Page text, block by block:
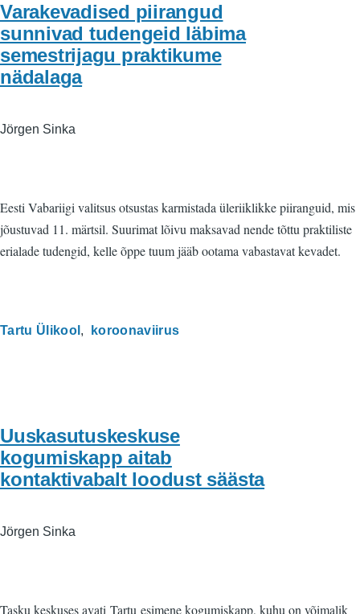
Varakevadised piirangud
sunnivad tudengeid läbima
semestrijagu praktikume
nädalaga
Jörgen Sinka
Eesti Vabariigi valitsus otsustas karmistada üleriiklikke piiranguid, mis
jõustuvad 11. märtsil. Suurimat lõivu maksavad nende tõttu praktiliste
erialade tudengid, kelle õppe tuum jääb ootama vabastavat kevadet.
Tartu Ülikool koroonaviirus
Uuskasutuskeskuse
kogumiskapp aitab
kontaktivabalt loodust säästa
Jörgen Sinka
Tasku keskuses avati Tartu esimene kogumiskapp, kuhu on võimalik